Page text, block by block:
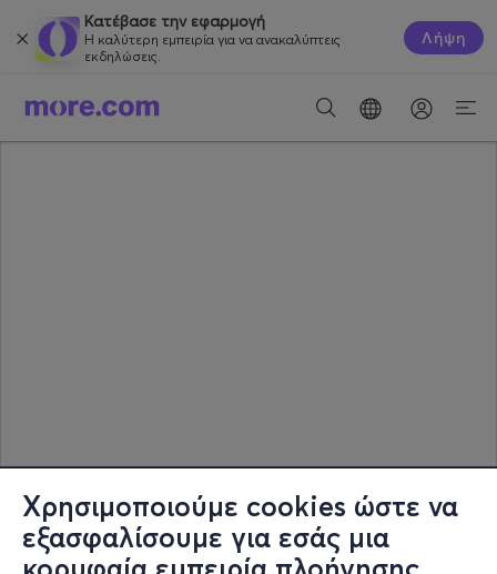
Χρησιμοποιούμε cookies ώστε να
εξασφαλίσουμε για εσάς μια
Κατέβασε την εφαρμογή
Η καλύτερη εμπειρία για να ανακαλύπτεις
εκδηλώσεις.
Λήψη